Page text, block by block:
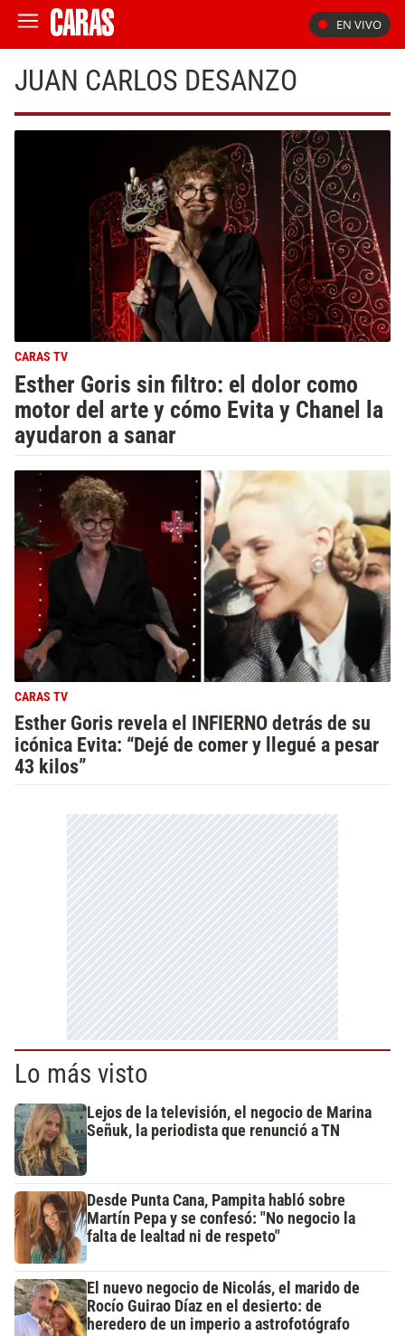
EN VIVO
JUAN CARLOS DESANZO
CARAS TV
Esther Goris sin filtro: el dolor como
motor del arte y cómo Evita y Chanel la
ayudaron a sanar
CARAS TV
Esther Goris revela el INFIERNO detrás de su
icónica Evita: “Dejé de comer y llegué a pesar
43 kilos”
Lo más visto
Lejos de la televisión, el negocio de Marina
Señuk, la periodista que renunció a TN
Desde Punta Cana, Pampita habló sobre
Martín Pepa y se confesó: "No negocio la
falta de lealtad ni de respeto"
El nuevo negocio de Nicolás, el marido de
Rocío Guirao Díaz en el desierto: de
heredero de un imperio a astrofotógrafo